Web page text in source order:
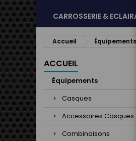
CARROSSERIE &
Accueil Équipements
ACCUEIL
Équipements
Casques
Accessoires Casques
Combinaisons